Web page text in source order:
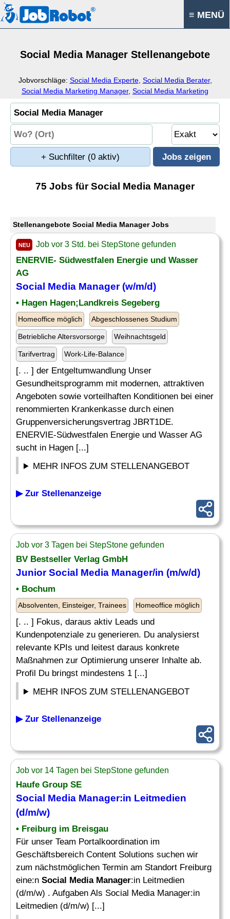
≡ MENÜ
Social Media Manager Stellenangebote
Jobvorschläge: Social Media Experte, Social Media Berater,
Social Media Marketing Manager, Social Media Marketing
Experte
+ Suchfilter (0 aktiv)
75 Jobs für Social Media Manager
Stellenangebote Social Media Manager Jobs
NEU Job vor 3 Std. bei StepStone gefunden
ENERVIE- Südwestfalen Energie und Wasser
AG
Social Media Manager(w/m/d)
• Hagen Hagen;Landkreis Segeberg
Homeoffice möglich Abgeschlossenes Studium
Betriebliche Altersvorsorge Weihnachtsgeld
Tarifvertrag Work-Life-Balance
[. .. ] der Entgeltumwandlung Unser
Gesundheitsprogramm mit modernen, attraktiven
Angeboten sowie vorteilhaften Konditionen bei einer
renommierten Krankenkasse durch einen
Gruppenversicherungsvertrag JBRT1DE.
ENERVIE-Südwestfalen Energie und Wasser AG
sucht in Hagen [...]
MEHR INFOS ZUM STELLENANGEBOT
▶ Zur Stellenanzeige
Job vor 3 Tagen bei StepStone gefunden
BV Bestseller Verlag GmbH
JuniorSocial Media Manager/in (m/w/d)
• Bochum
Absolventen, Einsteiger, Trainees Homeoffice möglich
[. .. ] Fokus, daraus aktiv Leads und
Kundenpotenziale zu generieren. Du analysierst
relevante KPIs und leitest daraus konkrete
Maßnahmen zur Optimierung unserer Inhalte ab.
Profil Du bringst mindestens 1 [...]
MEHR INFOS ZUM STELLENANGEBOT
▶ Zur Stellenanzeige
Job vor 14 Tagen bei StepStone gefunden
Haufe Group SE
Social Media Manager:in Leitmedien
(d/m/w)
• Freiburg im Breisgau
Für unser Team Portalkoordination im
Geschäftsbereich Content Solutions suchen wir
zum nächstmöglichen Termin am Standort Freiburg
eine:n Social Media Manager:in Leitmedien
(d/m/w) . Aufgaben Als Social Media Manager:in
Leitmedien (d/m/w) [...]